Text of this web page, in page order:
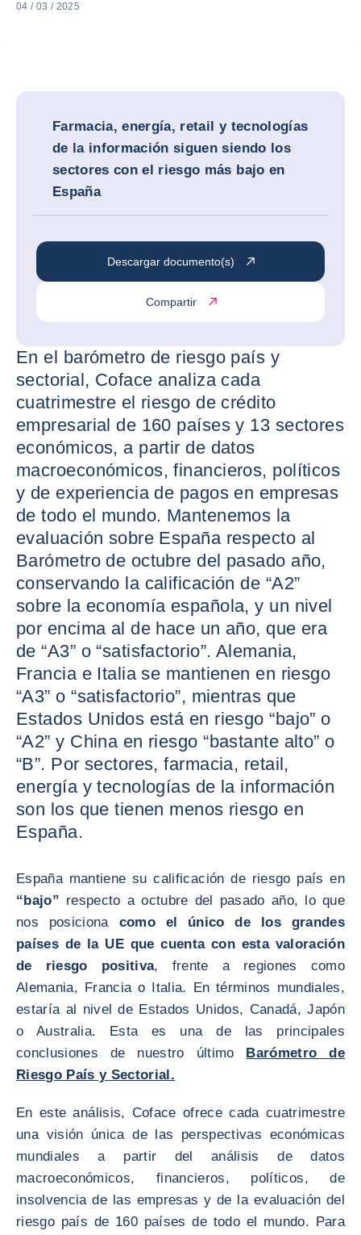
04 / 03 / 2025
Farmacia, energía, retail y tecnologías
de la información siguen siendo los
sectores con el riesgo más bajo en
España
Descargar documento(s)
Compartir
En el barómetro de riesgo país y
sectorial, Coface analiza cada
cuatrimestre el riesgo de crédito
empresarial de 160 países y 13 sectores
económicos, a partir de datos
macroeconómicos, financieros, políticos
y de experiencia de pagos en empresas
de todo el mundo. Mantenemos la
evaluación sobre España respecto al
Barómetro de octubre del pasado año,
conservando la calificación de “A2”
sobre la economía española, y un nivel
por encima al de hace un año, que era
de “A3” o “satisfactorio”. Alemania,
Francia e Italia se mantienen en riesgo
“A3” o “satisfactorio”, mientras que
Estados Unidos está en riesgo “bajo” o
“A2” y China en riesgo “bastante alto” o
“B”. Por sectores, farmacia, retail,
energía y tecnologías de la información
son los que tienen menos riesgo en
España.
España mantiene su calificación de riesgo país en
“bajo” respecto a octubre del pasado año, lo que
nos posiciona como el único de los grandes
países de la UE que cuenta con esta valoración
de riesgo positiva, frente a regiones como
Alemania, Francia o Italia. En términos mundiales,
estaría al nivel de Estados Unidos, Canadá, Japón
o Australia. Esta es una de las principales
conclusiones de nuestro último Barómetro de
Riesgo País y Sectorial.
En este análisis, Coface ofrece cada cuatrimestre
una visión única de las perspectivas económicas
mundiales a partir del análisis de datos
macroeconómicos, financieros, políticos, de
insolvencia de las empresas y de la evaluación del
riesgo país de 160 países de todo el mundo. Para